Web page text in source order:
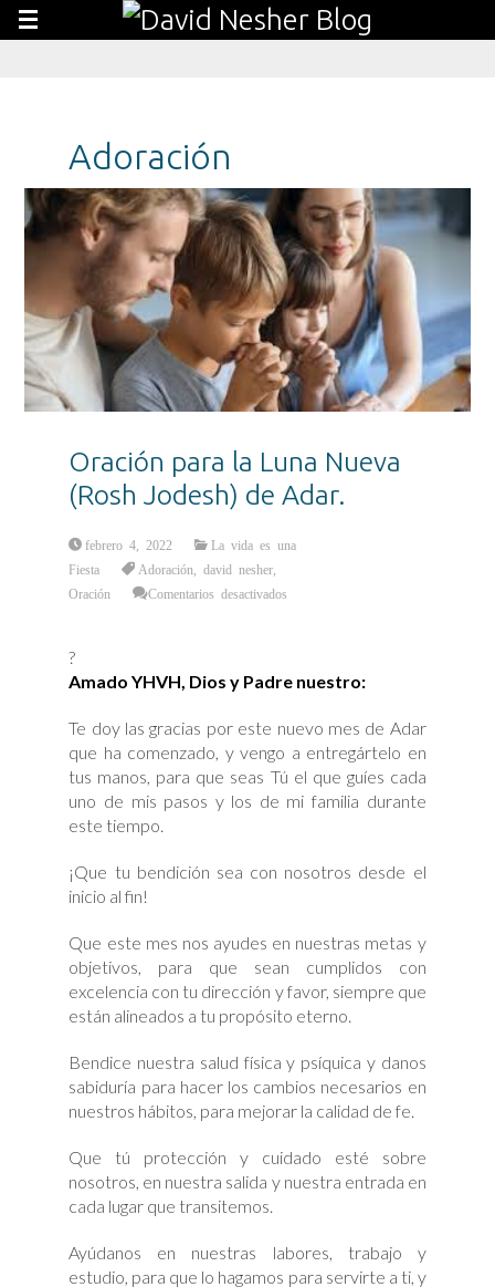
Adoración
Oración para la Luna Nueva
(Rosh Jodesh) de Adar.
febrero 4, 2022
La vida es una
Fiesta
Adoración ,david nesher
Oración
Comentarios desactivados
Jodesh)
?
Amado YHVH, Dios y Padre nuestro:
Te doy las gracias por este nuevo mes de Adar
que ha comenzado, y vengo a entregártelo en
tus manos, para que seas Tú el que guíes cada
uno de mis pasos y los de mi familia durante
este tiempo.
¡Que tu bendición sea con nosotros desde el
inicio al fin!
Que este mes nos ayudes en nuestras metas y
objetivos, para que sean cumplidos con
excelencia con tu dirección y favor, siempre que
están alineados a tu propósito eterno.
Bendice nuestra salud física y psíquica y danos
sabiduría para hacer los cambios necesarios en
nuestros hábitos, para mejorar la calidad de fe.
Que tú protección y cuidado esté sobre
nosotros, en nuestra salida y nuestra entrada en
cada lugar que transitemos.
Ayúdanos en nuestras labores, trabajo y
estudio, para que lo hagamos para servirte a ti, y